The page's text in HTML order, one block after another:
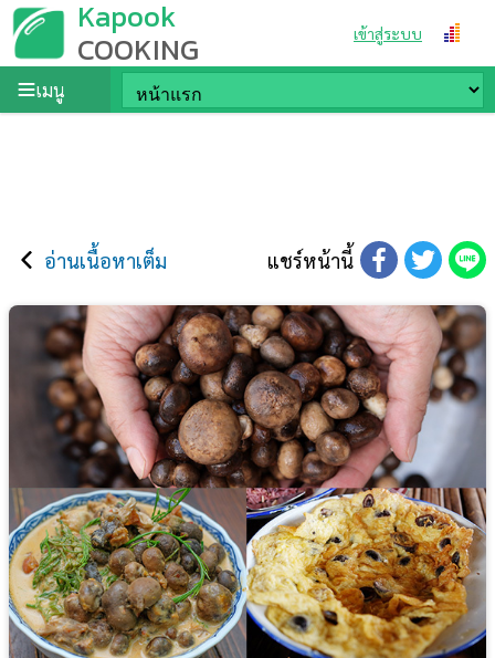
Kapook
COOKING เข้าสู่ระบบ
เมนู
อ่านเนื้อหาเต็ม แชร์หน้านี้